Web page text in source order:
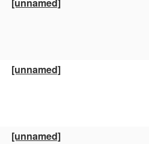
[unnamed]
[unnamed]